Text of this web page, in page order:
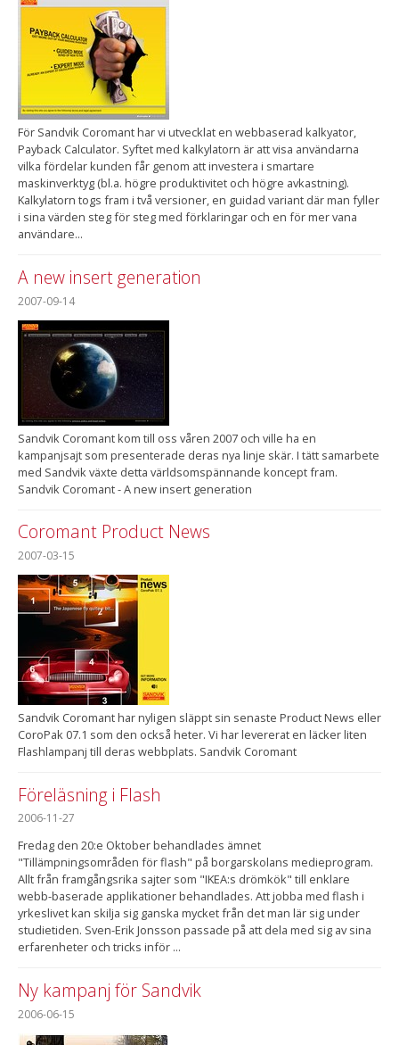
För Sandvik Coromant har vi utvecklat en webbaserad kalkyator,
Payback Calculator. Syftet med kalkylatorn är att visa användarna
vilka fördelar kunden får genom att investera i smartare
maskinverktyg (bl.a. högre produktivitet och högre avkastning).
Kalkylatorn togs fram i två versioner, en guidad variant där man fyller
i sina värden steg för steg med förklaringar och en för mer vana
användare...
A new insert generation
2007-09-14
Sandvik Coromant kom till oss våren 2007 och ville ha en
kampanjsajt som presenterade deras nya linje skär. I tätt samarbete
med Sandvik växte detta världsomspännande koncept fram.
Sandvik Coromant - A new insert generation
Coromant Product News
2007-03-15
Sandvik Coromant har nyligen släppt sin senaste Product News eller
CoroPak 07.1 som den också heter. Vi har levererat en läcker liten
Flashlampanj till deras webbplats. Sandvik Coromant
Föreläsning i Flash
2006-11-27
Fredag den 20:e Oktober behandlades ämnet
"Tillämpningsområden för flash" på borgarskolans medieprogram.
Allt från framgångsrika sajter som "IKEA:s drömkök" till enklare
webb-baserade applikationer behandlades. Att jobba med flash i
yrkeslivet kan skilja sig ganska mycket från det man lär sig under
studietiden. Sven-Erik Jonsson passade på att dela med sig av sina
erfarenheter och tricks inför ...
Ny kampanj för Sandvik
2006-06-15